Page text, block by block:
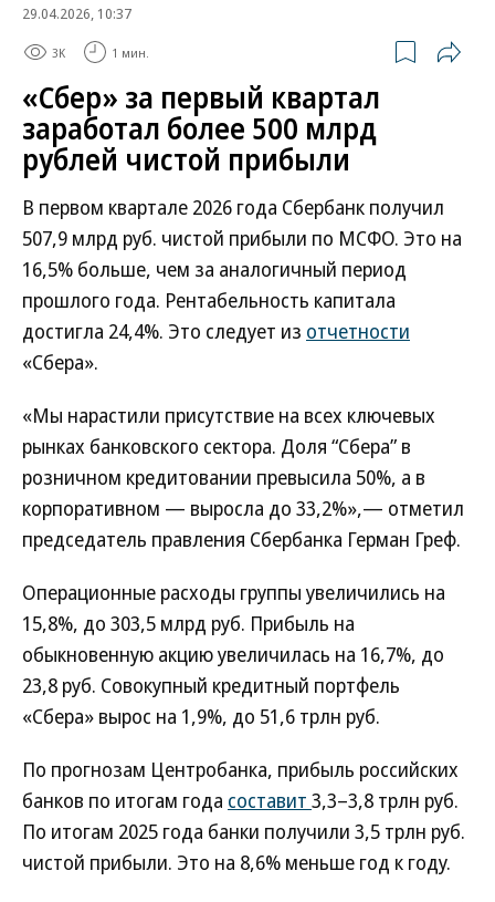
29.04.2026, 10:37
3K 1 мин.
«Сбер» за первый квартал
заработал более 500 млрд
рублей чистой прибыли
В первом квартале 2026 года Сбербанк получил
507,9 млрд руб. чистой прибыли по МСФО. Это на
16,5% больше, чем за аналогичный период
прошлого года. Рентабельность капитала
достигла 24,4%. Это следует из отчетности
«Сбера».
«Мы нарастили присутствие на всех ключевых
рынках банковского сектора. Доля “Сбера” в
розничном кредитовании превысила 50%, а в
корпоративном — выросла до 33,2%»,— отметил
председатель правления Сбербанка Герман Греф.
Операционные расходы группы увеличились на
15,8%, до 303,5 млрд руб. Прибыль на
обыкновенную акцию увеличилась на 16,7%, до
23,8 руб. Совокупный кредитный портфель
«Сбера» вырос на 1,9%, до 51,6 трлн руб.
По прогнозам Центробанка, прибыль российских
банков по итогам года составит 3,3–3,8 трлн руб.
По итогам 2025 года банки получили 3,5 трлн руб.
чистой прибыли. Это на 8,6% меньше год к году.